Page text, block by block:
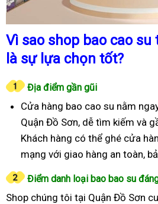
Vì sao shop bao cao su
là sự lựa chọn tốt?
Địa điểm gần gũi
Cửa hàng bao cao su nằm
Quận Đồ Sơn, dễ tìm kiếm và
Khách hàng có thể ghé cửa
mạng với giao hàng an toàn,
Điểm danh loại bao bao su
Shop chúng tôi tại Quận Đồ Sơn